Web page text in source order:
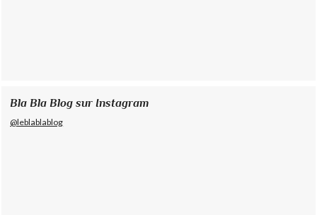
Bla Bla Blog sur Instagram
@leblablablog